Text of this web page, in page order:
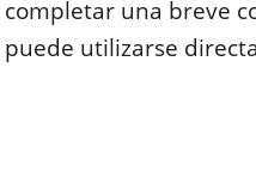
completar una breve
puede utilizarse